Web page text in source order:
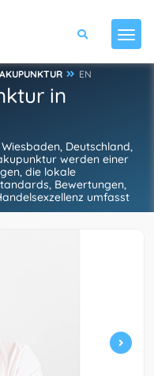
AKUPUNKTUR EN
in
Deutschland,
werden einer
die lokale
Bewertungen,
umfasst